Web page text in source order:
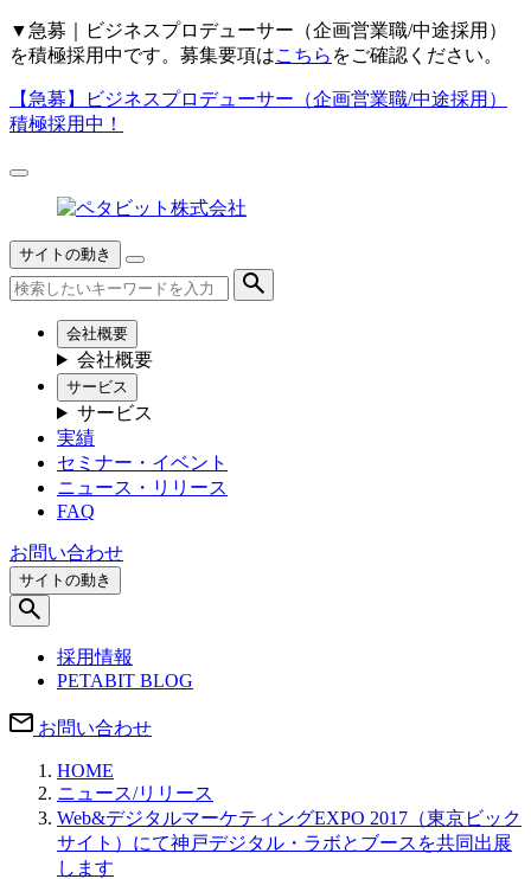
▼ 急募｜ビジネスプロデューサー（企画営業職/中途採用）
を積極採用中です。募集要項はこちら をご確認ください。
【急募】
ビジネスプロデューサー（企画営業職/中途採用）
積極採用中！
サイトの動き
会社概要
会社概要
サービス
サービス
実績
セミナー・イベント
ニュース・リリース
FAQ
お問い合わせ
サイトの動き
採用情報
PETABIT BLOG
お問い合わせ
HOME
ニュース/リリース
Web&デジタルマーケティングEXPO 2017（東京ビック
サイト）にて神戸デジタル・ラボとブースを共同出展
します